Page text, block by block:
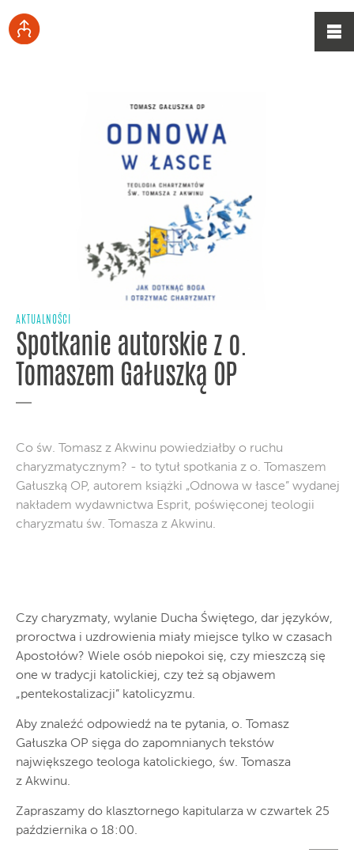
AKTUALNOŚCI
Spotkanie autorskie z o.
Tomaszem Gałuszką OP
Co św. Tomasz z Akwinu powiedziałby o ruchu
charyzmatycznym? - to tytuł spotkania z o. Tomaszem
Gałuszką OP, autorem książki „Odnowa w łasce” wydanej
nakładem wydawnictwa Esprit, poświęconej teologii
charyzmatu św. Tomasza z Akwinu.
Czy charyzmaty, wylanie Ducha Świętego, dar języków,
proroctwa i uzdrowienia miały miejsce tylko w czasach
Apostołów? Wiele osób niepokoi się, czy mieszczą się
one w tradycji katolickiej, czy też są objawem
„pentekostalizacji” katolicyzmu.
Aby znaleźć odpowiedź na te pytania, o. Tomasz
Gałuszka OP sięga do zapomnianych tekstów
największego teologa katolickiego, św. Tomasza
z Akwinu.
Zapraszamy do klasztornego kapitularza w czwartek 25
października o 18:00.